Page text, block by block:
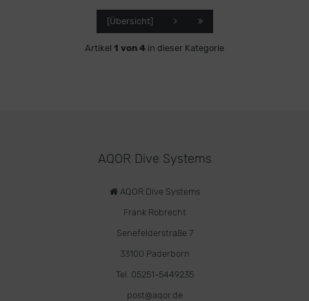
[Übersicht]
Artikel 1 von 4 in dieser Kategorie
AQOR Dive Systems
AQOR Dive Systems
Frank Robrecht
Senefelderstraße 7
33100 Paderborn
Tel. 05251-5449235
post@aqor.de